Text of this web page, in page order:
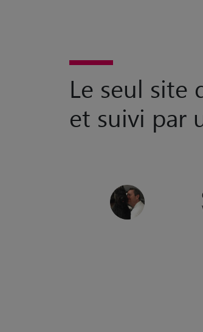
Le seul site
et suivi par